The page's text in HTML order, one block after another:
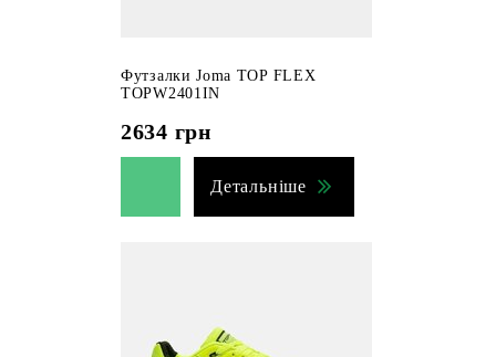
Футзалки Joma TOP FLEX
TOPW2401IN
2634 грн
Детальніше